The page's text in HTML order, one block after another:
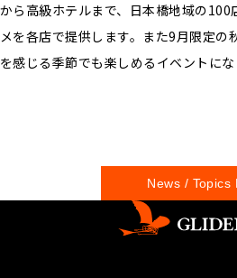
から高級ホテルまで、日本橋地域の100
メを各店で提供します。また9月限定の
を感じる季節でも楽しめるイベントにな
News / Topics